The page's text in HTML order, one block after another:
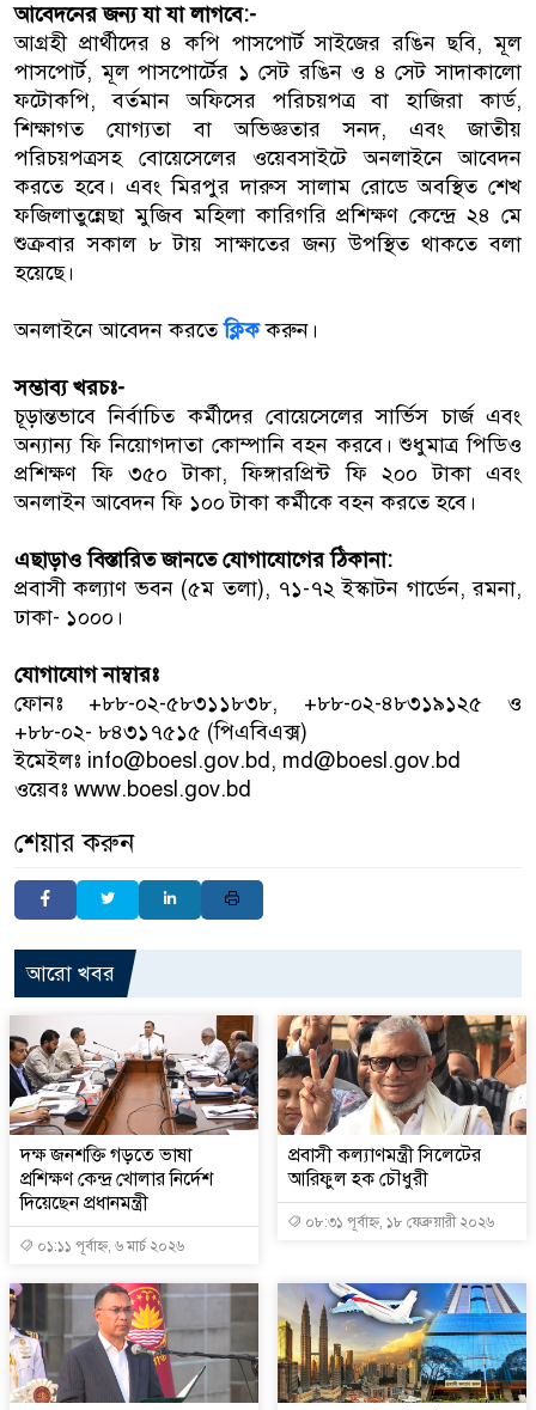
আবেদনের জন্য যা যা লাগবে:-
আগ্রহী প্রার্থীদের ৪ কপি পাসপোর্ট সাইজের রঙিন ছবি, মূল
পাসপোর্ট, মূল পাসপোর্টের ১ সেট রঙিন ও ৪ সেট সাদাকালো
ফটোকপি, বর্তমান অফিসের পরিচয়পত্র বা হাজিরা কার্ড,
শিক্ষাগত যোগ্যতা বা অভিজ্ঞতার সনদ, এবং জাতীয়
পরিচয়পত্রসহ বোয়েসেলের ওয়েবসাইটে অনলাইনে আবেদন
করতে হবে। এবং মিরপুর দারুস সালাম রোডে অবস্থিত শেখ
ফজিলাতুন্নেছা মুজিব মহিলা কারিগরি প্রশিক্ষণ কেন্দ্রে ২৪ মে
শুক্রবার সকাল ৮ টায় সাক্ষাতের জন্য উপস্থিত থাকতে বলা
হয়েছে।
অনলাইনে আবেদন করতেক্লিককরুন।
সম্ভাব্য খরচঃ-
চূড়ান্তভাবে নির্বাচিত কর্মীদের বোয়েসেলের সার্ভিস চার্জ এবং
অন্যান্য ফি নিয়োগদাতা কোম্পানি বহন করবে। শুধুমাত্র পিডিও
প্রশিক্ষণ ফি ৩৫০ টাকা, ফিঙ্গারপ্রিন্ট ফি ২০০ টাকা এবং
অনলাইন আবেদন ফি ১০০ টাকা কর্মীকে বহন করতে হবে।
এছাড়াও বিস্তারিত জানতে যোগাযোগের ঠিকানা:
প্রবাসী কল্যাণ ভবন (৫ম তলা), ৭১-৭২ ইস্কাটন গার্ডেন, রমনা,
ঢাকা- ১০০০।
যোগাযোগ নাম্বারঃ
ফোনঃ +৮৮-০২-৫৮৩১১৮৩৮, +৮৮-০২-৪৮৩১৯১২৫ ও
+৮৮-০২- ৮৪৩১৭৫১৫ (পিএবিএক্স)
ইমেইলঃ info@boesl.gov.bd, md@boesl.gov.bd
ওয়েবঃ www.boesl.gov.bd
শেয়ার করুন
আরো খবর
দক্ষ জনশক্তি গড়তে ভাষা
প্রশিক্ষণ কেন্দ্র খোলার নির্দেশ
দিয়েছেন প্রধানমন্ত্রী
০১:১১ পূর্বাহ্ন, ৬ মার্চ ২০২৬
প্রবাসী কল্যাণমন্ত্রী সিলেটের
আরিফুল হক চৌধুরী
০৮:৩১ পূর্বাহ্ন, ১৮ ফেব্রুয়ারী ২০২৬